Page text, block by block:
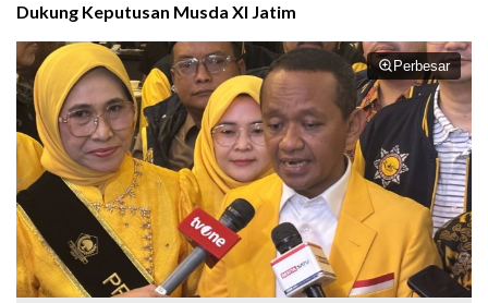
Dukung Keputusan Musda XI Jatim
Perbesar